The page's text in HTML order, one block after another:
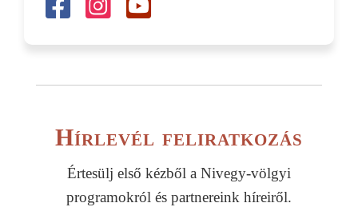
Hírlevél feliratkozás
Értesülj első kézből a Nivegy-völgyi
programokról és partnereink híreiről.